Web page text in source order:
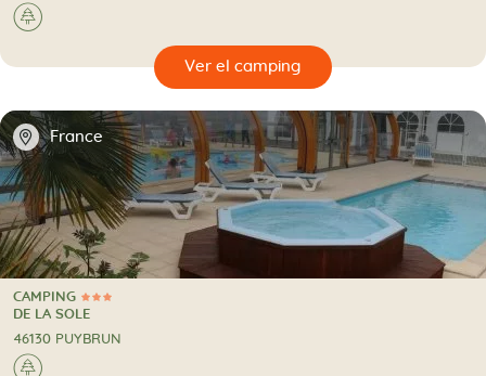
🌲
🔍
📍 France
3 Estrellas
CAMPING
CAMPING
DE LA SOLE
46130 PUYBRUN
🌲